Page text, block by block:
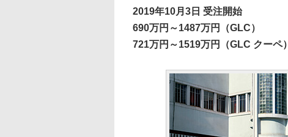
2019年10月3日 受注開始
690万円～1487万円（GLC）
721万円～1519万円（GLC クーペ）